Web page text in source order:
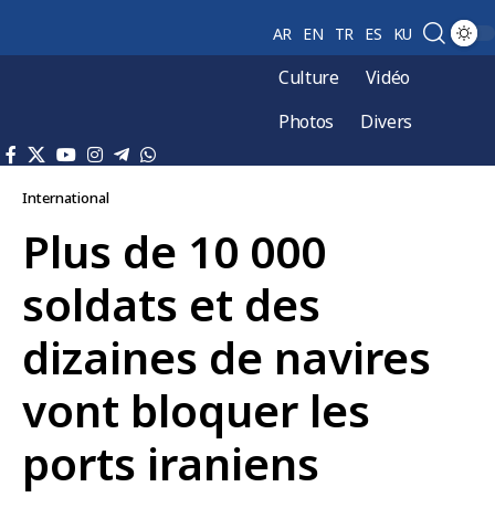
AR EN TR ES KU
Culture
Vidéo
Photos
Divers
International
Plus de 10 000
soldats et des
dizaines de navires
vont bloquer les
ports iraniens